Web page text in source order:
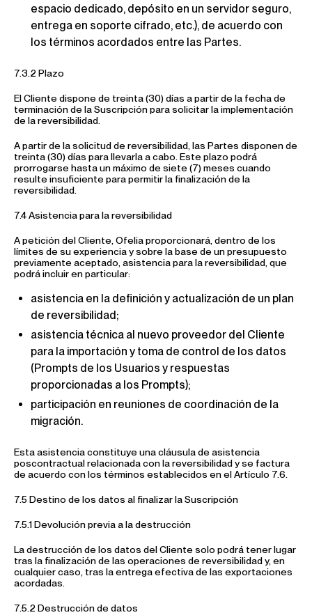
espacio dedicado, depósito en un servidor seguro,
entrega en soporte cifrado, etc.), de acuerdo con
los términos acordados entre las Partes.
7.3.2 Plazo
El Cliente dispone de treinta (30) días a partir de la fecha de
terminación de la Suscripción para solicitar la implementación
de la reversibilidad.
A partir de la solicitud de reversibilidad, las Partes disponen de
treinta (30) días para llevarla a cabo. Este plazo podrá
prorrogarse hasta un máximo de siete (7) meses cuando
resulte insuficiente para permitir la finalización de la
reversibilidad.
7.4 Asistencia para la reversibilidad
A petición del Cliente, Ofelia proporcionará, dentro de los
límites de su experiencia y sobre la base de un presupuesto
previamente aceptado, asistencia para la reversibilidad, que
podrá incluir en particular:
asistencia en la definición y actualización de un plan
de reversibilidad;
asistencia técnica al nuevo proveedor del Cliente
para la importación y toma de control de los datos
(Prompts de los Usuarios y respuestas
proporcionadas a los Prompts);
participación en reuniones de coordinación de la
migración.
Esta asistencia constituye una cláusula de asistencia
poscontractual relacionada con la reversibilidad y se factura
de acuerdo con los términos establecidos en el Artículo 7.6.
7.5 Destino de los datos al finalizar la Suscripción
7.5.1 Devolución previa a la destrucción
La destrucción de los datos del Cliente solo podrá tener lugar
tras la finalización de las operaciones de reversibilidad y, en
cualquier caso, tras la entrega efectiva de las exportaciones
acordadas.
7.5.2 Destrucción de datos